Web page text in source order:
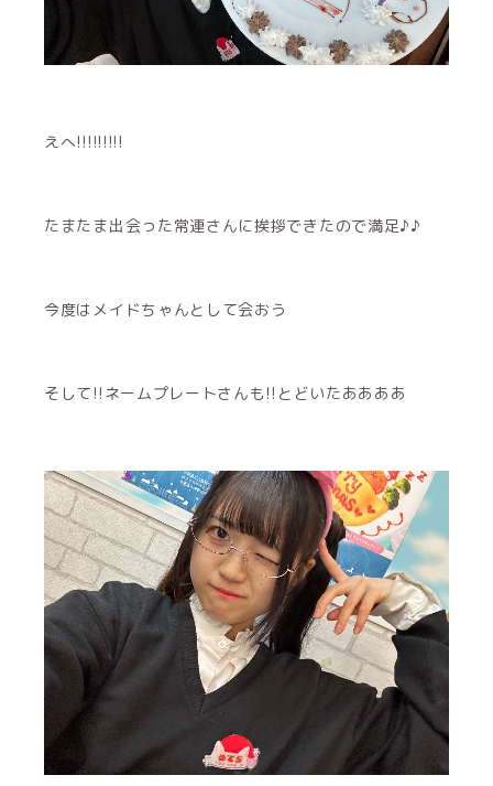
えへ!!!!!!!!!
たまたま出会った常連さんに挨拶できたので満足♪♪
今度はメイドちゃんとして会おう
そして!!ネームプレートさんも!!とどいたああああ